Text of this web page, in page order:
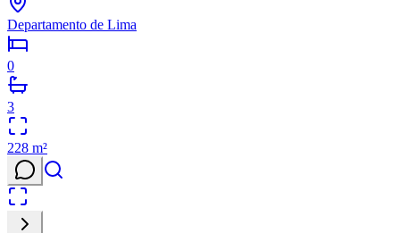
Departamento de Lima
0
3
228 m²